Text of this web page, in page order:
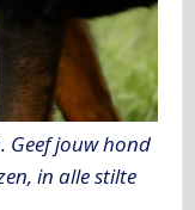
Geef jouw hond
in alle stilte